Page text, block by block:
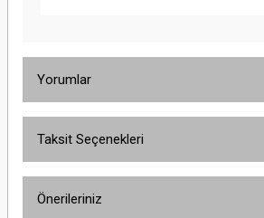
Astarsız Toplam Bant Kalınlığı (İngiliz)
Yorumlar
Taksit Seçenekleri
Önerileriniz